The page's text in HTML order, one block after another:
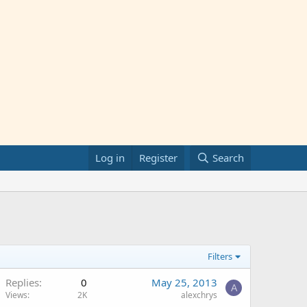
Log in Register Search
Filters
Replies 0
Views 2K
May 25, 2013
alexchrys
A